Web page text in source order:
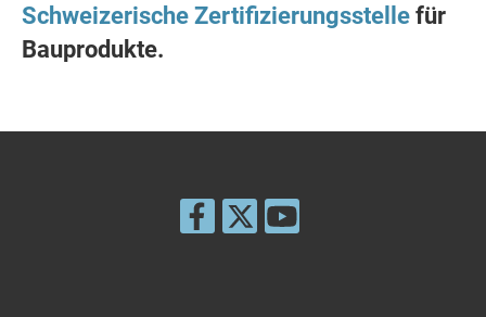
Schweizerische Zertifizierungsstellefür
Bauprodukte.